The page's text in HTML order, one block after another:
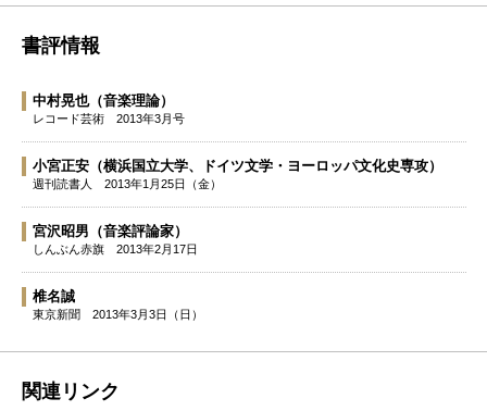
書評情報
中村晃也（音楽理論）
レコード芸術 2013年3月号
小宮正安（横浜国立大学、ドイツ文学・ヨーロッパ文化史専攻）
週刊読書人 2013年1月25日（金）
宮沢昭男 （音楽評論家）
しんぶん赤旗 2013年2月17日
椎名誠
東京新聞 2013年3月3日（日）
関連リンク